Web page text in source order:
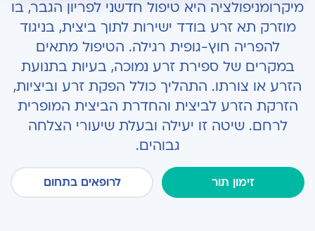
מיקרומניפולציה היא טיפול חדשני לפריון הגבר, בו
מוזרק תא זרע בודד ישירות לתוך ביצית, בניגוד
להפריה חוץ-גופית רגילה. הטיפול מתאים
במקרים של ספירת זרע נמוכה, בעיות בתנועת
הזרע או צורתו. התהליך כולל הפקת זרע וביציות,
הזרקת הזרע לביצית והחדרת הביצית המופרית
לרחם. שיטה זו יעילה ובעלת שיעורי הצלחה
גבוהים.
זימון תור לרופאים בתחום